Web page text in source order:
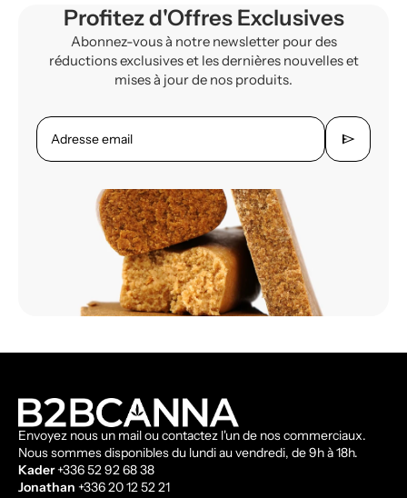
Profitez d'Offres Exclusives
Abonnez-vous à notre newsletter pour des
réductions exclusives et les dernières nouvelles et
mises à jour de nos produits.
Adresse email send
Envoyez nous un mail ou contactez l'un de nos commerciaux.
Nous sommes disponibles du lundi au vendredi, de 9h à 18h.
Kader+336 52 92 68 38
Jonathan +336 20 12 52 21